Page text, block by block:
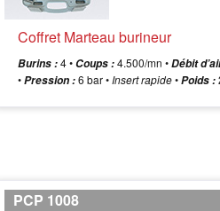
Coffret Marteau burineur
Burins :4 •Coups :4.500/mn •Débit
•Pression :6 bar • Insert rapide•Poids :
PCP 1008